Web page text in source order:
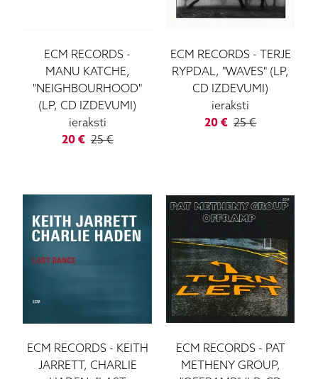
ECM RECORDS -
MANU KATCHE,
"NEIGHBOURHOOD"
(LP, CD IZDEVUMI)
ieraksti
20€ 25€
ECM RECORDS - TERJE
RYPDAL, "WAVES" (LP,
CD IZDEVUMI)
ieraksti
20 € 25€
ECM RECORDS - KEITH
JARRETT, CHARLIE
ECM RECORDS - PAT
METHENY GROUP,